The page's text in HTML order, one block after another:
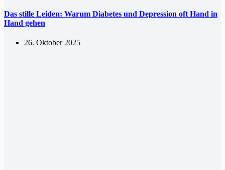
Das stille Leiden: Warum Diabetes und Depression oft Hand in
Hand gehen
26. Oktober 2025